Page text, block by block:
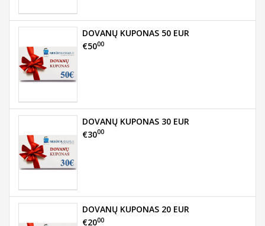
DOVANŲ KUPONAS 50 EUR
€5000
DOVANŲ KUPONAS 30 EUR
€3000
DOVANŲ KUPONAS 20 EUR
€2000